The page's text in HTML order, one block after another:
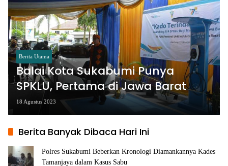
Berita Utama
Balai Kota Sukabumi Punya
SPKLU, Pertama di Jawa Barat
18 Agustus 2023
Berita Banyak Dibaca Hari Ini
Polres Sukabumi Beberkan Kronologi Diamankannya Kades
Tamanjaya dalam Kasus Sabu